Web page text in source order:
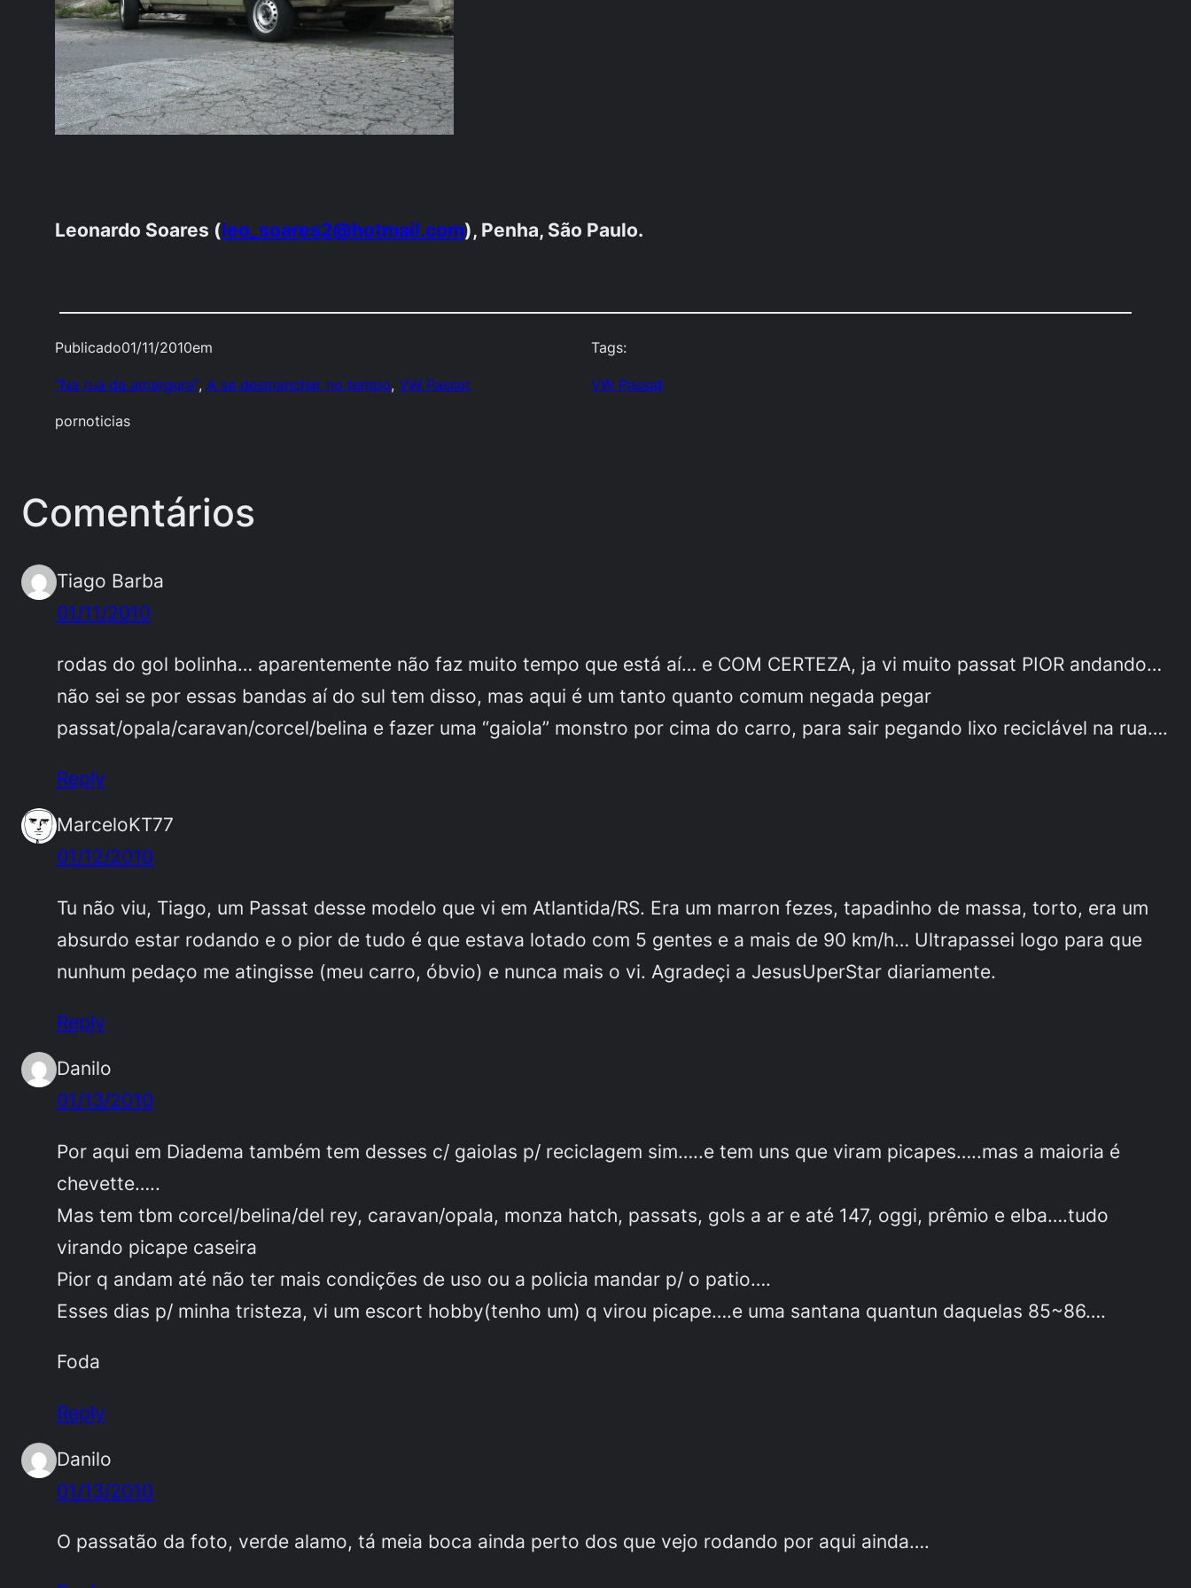
Leonardo Soares (leo_soares2@hotmail.com), Penha, São Paulo.
Publicado01/11/2010em
"Na rua da amargura", A se desmanchar no tempo, VW Passat
pornoticias
Tags:
VW Passat
Comentários
Tiago Barba
01/11/2010
rodas do gol bolinha… aparentemente não faz muito tempo que está aí… e COM CERTEZA, ja vi muito passat PIOR andando…
não sei se por essas bandas aí do sul tem disso, mas aqui é um tanto quanto comum negada pegar
passat/opala/caravan/corcel/belina e fazer uma “gaiola” monstro por cima do carro, para sair pegando lixo reciclável na rua….
Reply
MarceloKT77
01/12/2010
Tu não viu, Tiago, um Passat desse modelo que vi em Atlantida/RS. Era um marron fezes, tapadinho de massa, torto, era um
absurdo estar rodando e o pior de tudo é que estava lotado com 5 gentes e a mais de 90 km/h… Ultrapassei logo para que
nunhum pedaço me atingisse (meu carro, óbvio) e nunca mais o vi. Agradeçi a JesusUperStar diariamente.
Reply
Danilo
01/13/2010
Por aqui em Diadema também tem desses c/ gaiolas p/ reciclagem sim…..e tem uns que viram picapes…..mas a maioria é
chevette…..
Mas tem tbm corcel/belina/del rey, caravan/opala, monza hatch, passats, gols a ar e até 147, oggi, prêmio e elba….tudo
virando picape caseira
Pior q andam até não ter mais condições de uso ou a policia mandar p/ o patio….
Esses dias p/ minha tristeza, vi um escort hobby(tenho um) q virou picape….e uma santana quantun daquelas 85~86….
Foda
Reply
Danilo
01/13/2010
O passatão da foto, verde alamo, tá meia boca ainda perto dos que vejo rodando por aqui ainda….